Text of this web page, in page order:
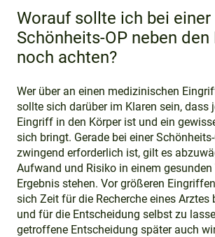
Worauf sollte ich bei einer
Schönheits-OP neben den
noch achten?
Wer über an einen medizinischen
sollte sich darüber im Klaren sein, dass
Eingriff in den Körper ist und ein
sich bringt. Gerade bei einer
zwingend erforderlich ist, gilt es
Aufwand und Risiko in einem
Ergebnis stehen. Vor größeren
sich Zeit für die Recherche eines Arztes
und für die Entscheidung selbst zu
getroffene Entscheidung später auch